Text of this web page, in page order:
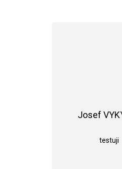
Josef
testuji